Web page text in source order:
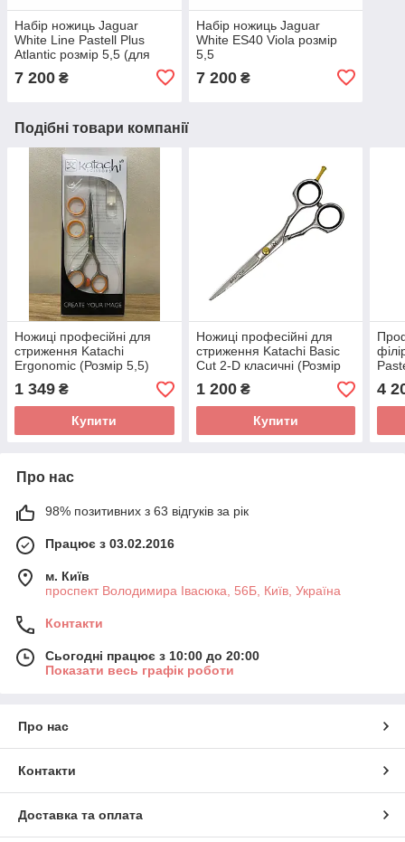
Набір ножиць Jaguar
White Line Pastell Plus
Atlantic розмір 5,5 (для
7 200 ₴
Набір ножиць Jaguar
White ES40 Viola розмір
5,5
7 200₴
Подібні товари компанії
Ножиці професійні для
стриження Katachi
Ergonomic (Розмір 5,5)
1 349 ₴
Купити
Ножиці професійні для
стриження Katachi Basic
Cut 2-D класичні (Розмір
5,5)
1 200₴
Купити
4
Про нас
98% позитивних з 63 відгуків за рік
Працює з 03.02.2016
м. Київ
проспект Володимира Івасюка, 56Б, Київ, Україна
Контакти
Сьогодні працює з 10:00 до 20:00
Показати весь графік роботи
Про нас
Контакти
Доставка та оплата